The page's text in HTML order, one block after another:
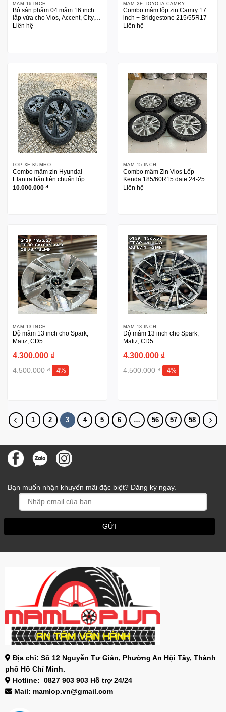
MÂM 16 INCH
Bộ sản phẩm 04 mâm 16 inch
lắp vừa cho Vios, Accent, City,
VF3, VF5
Liên hệ
MÂM XE TOYOTA CAMRY
Combo mâm lốp zin Camry 17
inch + Bridgestone 215/55R17
Liên hệ
LỐP XE KUMHO
Combo mâm zin Hyundai
Elantra bản tiên chuẩn lốp
Kumho 205/55R16
10.000.000 ₫
MÂM 15 INCH
Combo mâm Zin Vios Lốp
Kenda 185/60R15 date 24-25
Liên hệ
MÂM 13 INCH
Độ mâm 13 inch cho Spark,
Matiz, CD5
4.300.000 ₫
4.500.000₫ -4%
MÂM 13 INCH
Độ mâm 13 inch cho Spark,
Matiz, CD5
4.300.000 ₫
4.500.000₫ -4%
1 2 3 4 5 6 … 56 57 58
Bạn muốn nhận khuyến mãi đặc biệt? Đăng ký ngay.
Địa chỉ: Số 12 Nguyễn Tư Giản, Phường An Hội Tây, Thành
phố Hồ Chí Minh.
Hotline: 0827 903 903 Hỗ trợ 24/24
Mail: mamlop.vn@gmail.com